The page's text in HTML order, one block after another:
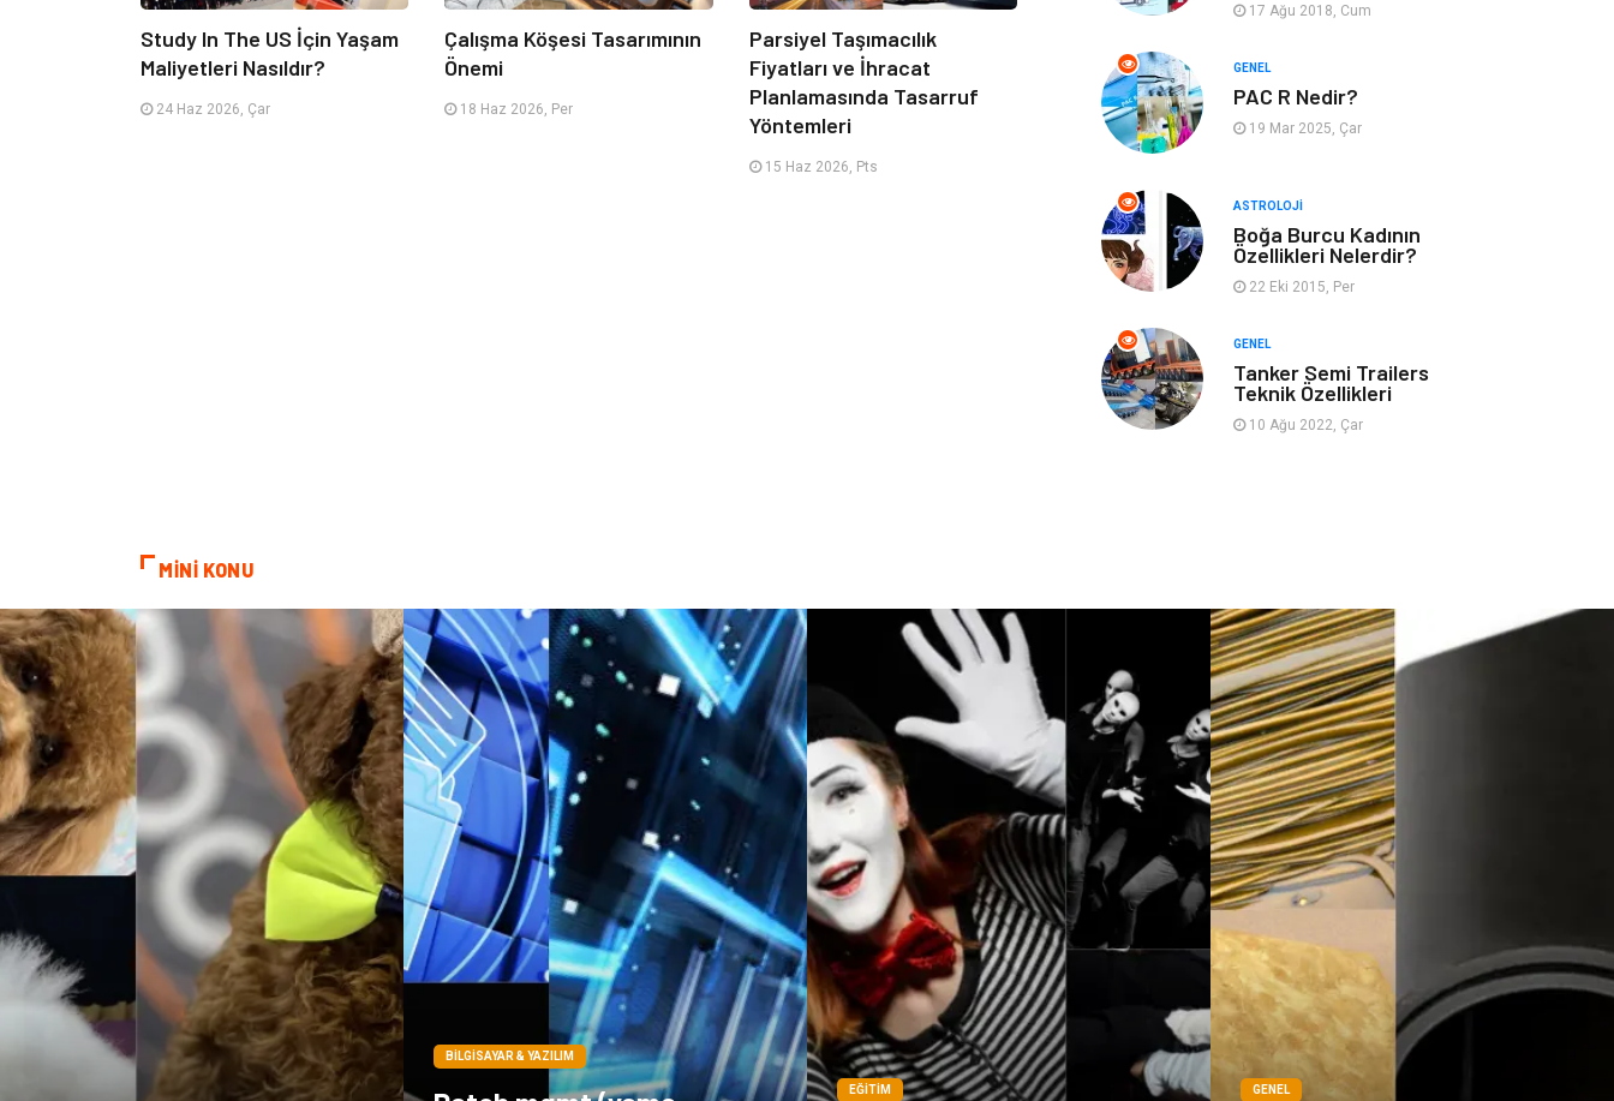
Study In The US İçin Yaşam
Maliyetleri Nasıldır?
24 Haz 2026, Çar
Çalışma Köşesi Tasarımının
Önemi
18 Haz 2026, Per
Parsiyel Taşımacılık
Fiyatları ve İhracat
Planlamasında Tasarruf
Yöntemleri
15 Haz 2026, Pts
Yazılım
Müzik
Mobilya Ev İşleri
Finans Tekstil
Aksesuar Anne Çocuk
Astroloji
Sigorta Bebek Giyim
17 Ağu 2018, Cum
GENEL
PAC R Nedir?
19 Mar 2025, Çar
ASTROLOJI
Boğa Burcu Kadının
Özellikleri Nelerdir?
22 Eki 2015, Per
GENEL
Tanker Semi Trailers
Teknik Özellikleri
10 Ağu 2022, Çar
MİNİ KONU
BILGISAYAR & YAZILIM
EĞITIM GENEL